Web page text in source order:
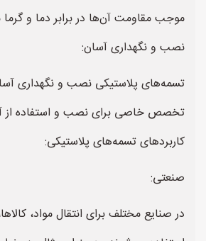
موجب مقاومت آن‌ها در برابر دما و
نصب و نگهداری آسان:
تسمه‌های پلاستیکی نصب و نگهداری
تخصص خاصی برای نصب و استفاده از
کاربردهای تسمه‌های پلاستیکی:
صنعتی:
در صنایع مختلف برای انتقال مواد،